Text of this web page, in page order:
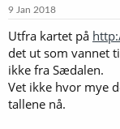
9 Jan 2018
Utfra kartet på
det ut som vannet
ikke fra Sædalen.
Vet ikke hvor mye
tallene nå.